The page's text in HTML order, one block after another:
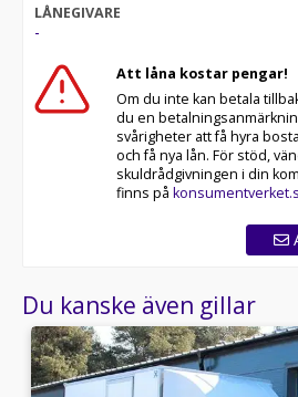
LÅNEGIVARE
-
Att låna kostar pengar!
Om du inte kan betala
du en
svårigheter att få hyra
och få nya lån. För stöd,
skuldrådgivningen i din
finns på
Du kanske även gillar